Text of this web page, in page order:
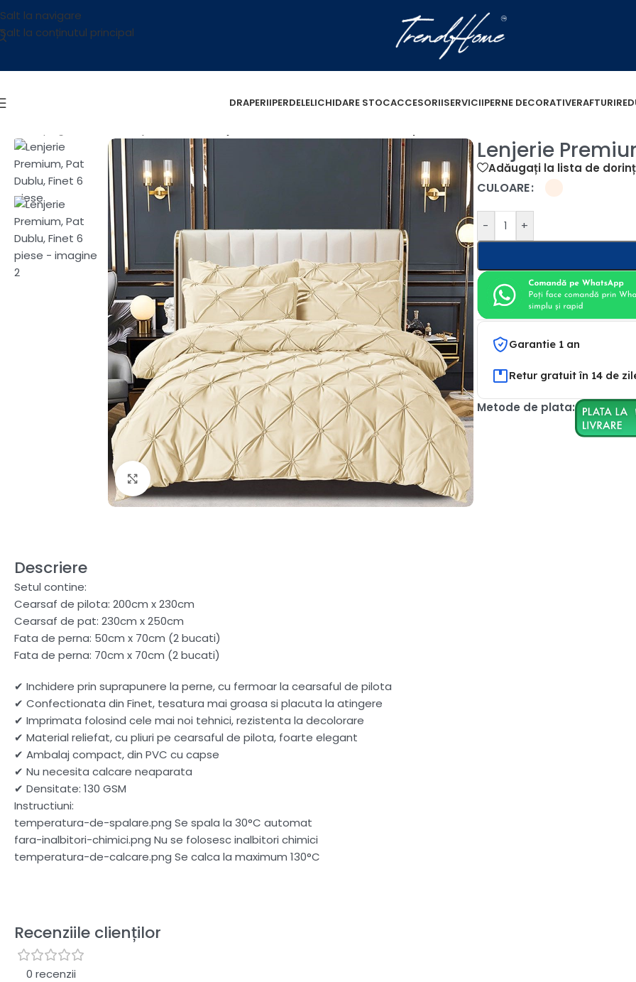
Salt la navigare
Salt la conținutul principal
DRAPERIIPERDELELICHIDARE STOCACCESORIISERVICIIPERNE DECORATIVERAFTURI
Fă clic pentru a mări
Lenjerie
Adăugați la lista de
CULOARE
- +
Garantie 1 an
Retur gratuit în 14 de
Metode de plata:
Descriere
Setul contine:
Cearsaf de pilota: 200cm x 230cm
Cearsaf de pat: 230cm x 250cm
Fata de perna: 50cm x 70cm (2 bucati)
Fata de perna: 70cm x 70cm (2 bucati)
✔ Inchidere prin suprapunere la perne, cu fermoar la cearsaful de pilota
✔ Confectionata din Finet, tesatura mai groasa si placuta la atingere
✔ Imprimata folosind cele mai noi tehnici, rezistenta la decolorare
✔ Material reliefat, cu pliuri pe cearsaful de pilota, foarte elegant
✔ Ambalaj compact, din PVC cu capse
✔ Nu necesita calcare neaparata
✔ Densitate: 130 GSM
Instructiuni:
temperatura-de-spalare.png Se spala la 30°C automat
fara-inalbitori-chimici.png Nu se folosesc inalbitori chimici
temperatura-de-calcare.png Se calca la maximum 130°C
Recenziile clienților
0 recenzii